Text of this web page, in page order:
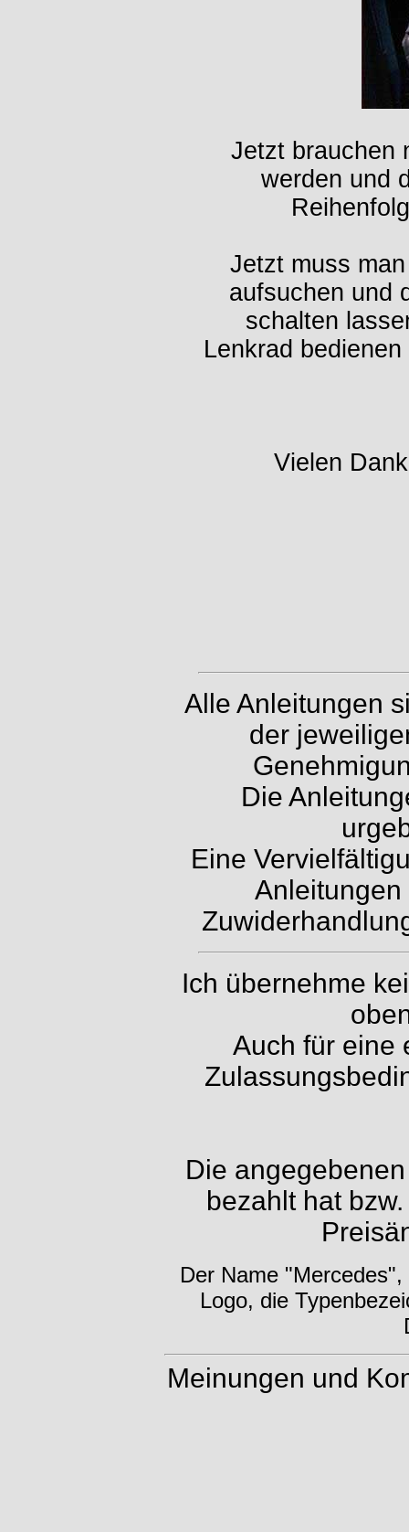
Jetzt brauchen
werden und
Jetzt muss
aufsuchen und
schalten
Lenkrad
Vielen
Alle Anleitungen
der
Die
Eine
Anleitungen
Ich übernehme
Auch für eine
Die
bezahlt hat
Der Name
Logo, die
Meinungen und